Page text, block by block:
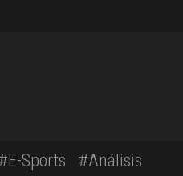
#E-Sports #Análisis